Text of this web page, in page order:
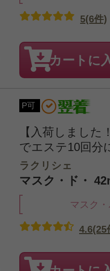
5(6件)
カートに
P可
【入荷しました
でエステ10回分
ラクリシェ
マスク・ド・
マスク
4.6(25